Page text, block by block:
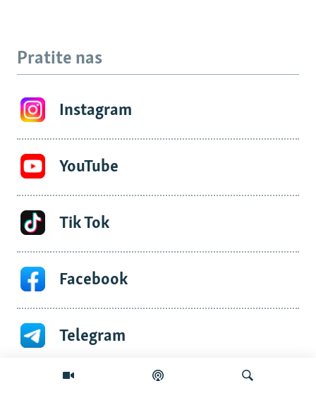
Pratite nas
Instagram
YouTube
Tik Tok
Facebook
Telegram